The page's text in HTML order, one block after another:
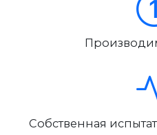
Собственная